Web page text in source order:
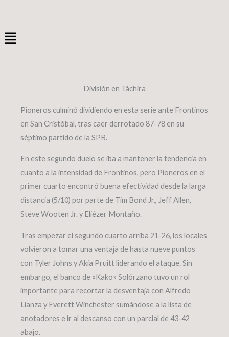
contenido
Menú
División en Táchira
Pioneros culminó dividiendo en esta serie ante Frontinos
en San Cristóbal, tras caer derrotado 87-78 en su
séptimo partido de la SPB.
En este segundo duelo se iba a mantener la tendencia en
cuanto a la intensidad de Frontinos, pero Pioneros en el
primer cuarto encontró buena efectividad desde la larga
distancia (5/10) por parte de Tim Bond Jr., Jeff Allen,
Steve Wooten Jr. y Eliézer Montaño.
Tras empezar el segundo cuarto arriba 21-26, los locales
volvieron a tomar una ventaja de hasta nueve puntos
con Tyler Johns y Akia Pruitt liderando el ataque. Sin
embargo, el banco de «Kako» Solórzano tuvo un rol
importante para recortar la desventaja con Alfredo
Lianza y Everett Winchester sumándose a la lista de
anotadores e ir al descanso con un parcial de 43-42
abajo.